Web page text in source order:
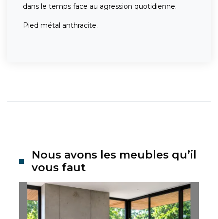
dans le temps face au agression quotidienne.
Pied métal anthracite.
Nous avons les meubles qu’il
vous faut